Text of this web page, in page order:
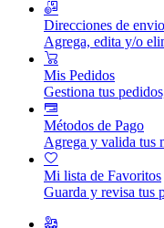
Direcciones de envio
Agrega, edita y/o
Mis Pedidos
Gestiona tus
Métodos de Pago
Agrega y valida tus
Mi lista de Favoritos
Guarda y revisa tus